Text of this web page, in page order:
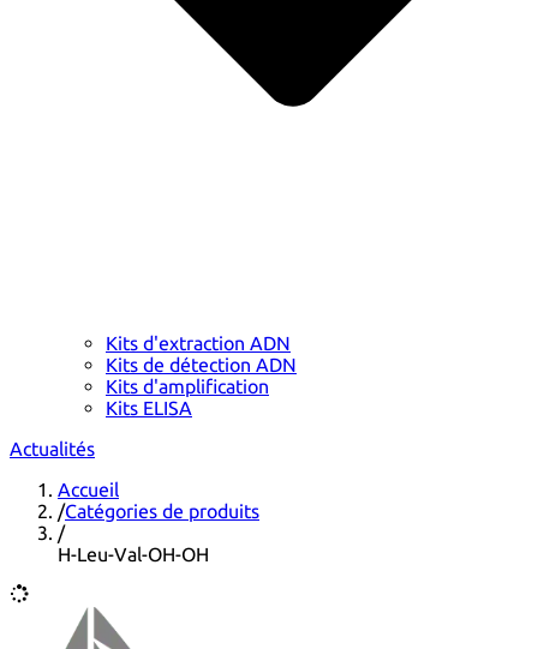
Kits d'extraction ADN
Kits de détection ADN
Kits d'amplification
Kits ELISA
Actualités
Accueil
/Catégories de produits
/
H-Leu-Val-OH-OH